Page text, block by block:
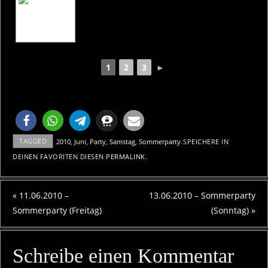
1 2 3 ►
TAGGED 2010, Juni, Party,Samstag,Sommerparty.SPEICHERE IN
DEINEN FAVORITEN DIESEN PERMALINK.
« 11.06.2010 –
Sommerparty (Freitag)
13.06.2010 – Sommerparty
(Sonntag) »
Schreibe einen Kommentar